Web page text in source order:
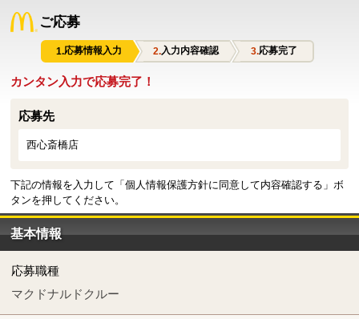
ご応募
応募情報入力 入力内容確認 応募完了
カンタン入力で応募完了！
応募先
西心斎橋店
下記の情報を入力して「個人情報保護方針に同意して内容確認する」ボ
タンを押してください。
基本情報
応募職種
マクドナルドクルー